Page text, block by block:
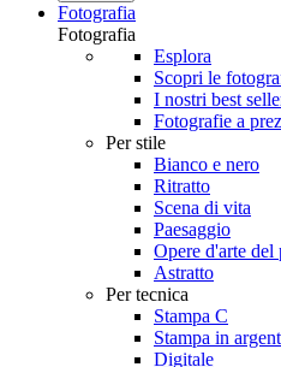
Fotografia
Fotografia
Esplora
Scopri le
I nostri best
Fotografie a
Per stile
Bianco e nero
Ritratto
Scena di vita
Paesaggio
Opere d'arte del
Astratto
Per tecnica
Stampa C
Stampa in
Digitale